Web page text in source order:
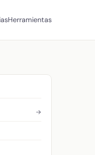
Herramientas
→